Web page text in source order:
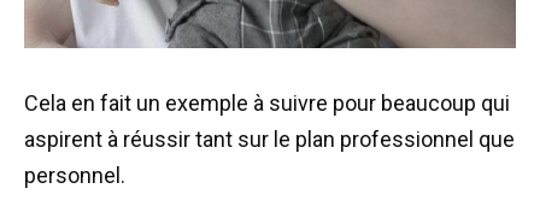
Cela en fait un exemple à suivre pour beaucoup qui
aspirent à réussir tant sur le plan professionnel que
personnel.